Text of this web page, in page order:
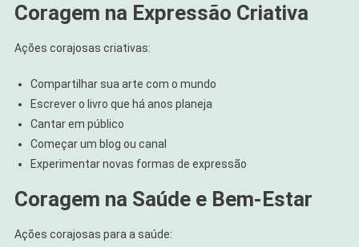
Coragem na Expressão Criativa
Ações corajosas criativas:
Compartilhar sua arte com o mundo
Escrever o livro que há anos planeja
Cantar em público
Começar um blog ou canal
Experimentar novas formas de expressão
Coragem na Saúde e Bem-Estar
Ações corajosas para a saúde: